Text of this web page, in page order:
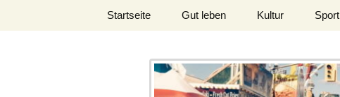
Startseite Gut leben Kultur Sport